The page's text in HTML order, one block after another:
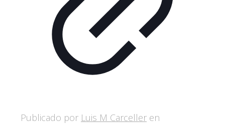
Publicado por Luis M Carceller en